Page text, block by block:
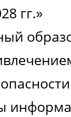
гг.»